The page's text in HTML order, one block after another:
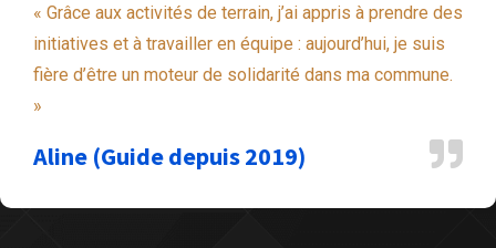
« Grâce aux activités de terrain, j’ai appris à prendre des
initiatives et à travailler en équipe : aujourd’hui, je suis
fière d’être un moteur de solidarité dans ma commune.
»
Aline (Guide depuis 2019)